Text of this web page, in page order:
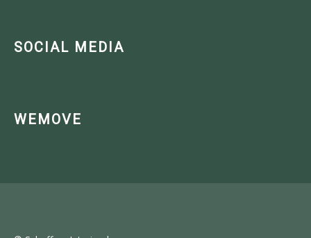
SOCIAL MEDIA
WEMOVE